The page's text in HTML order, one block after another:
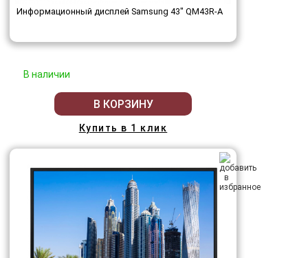
Информационный дисплей Samsung 43" QM43R-A
В наличии
В КОРЗИНУ
Купить в 1 клик